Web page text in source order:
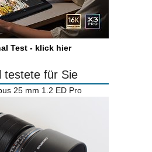
Test - klick hier
testete für Sie
25 mm 1.2 ED Pro